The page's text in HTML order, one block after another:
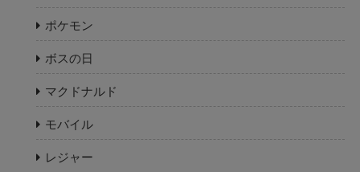
ポケモン
ボスの日
マクドナルド
モバイル
レジャー